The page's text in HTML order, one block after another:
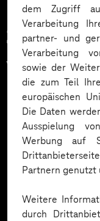
dem Zugriff
Verarbeitung
partner- und
Verarbeitung
sowie der
die zum Teil
europäischen
Die Daten
Ausspielung
Werbung auf
Partnern genutzt
Weitere
durch
vertrauen